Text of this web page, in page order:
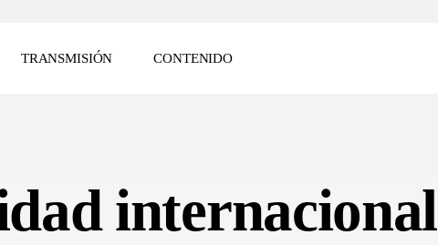
TRANSMISIÓN CONTENIDO
internacional